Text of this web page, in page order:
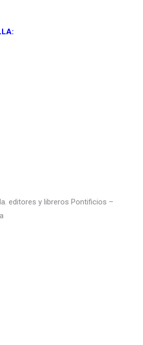
editores y libreros Pontificios –